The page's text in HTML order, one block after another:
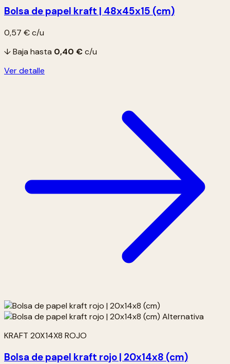
Bolsa de papel kraft | 48x45x15 (cm)
0,57 €c/u
↓ Baja hasta 0,40 €c/u
Ver detalle
KRAFT 20X14X8 ROJO
Bolsa de papel kraft rojo | 20x14x8 (cm)